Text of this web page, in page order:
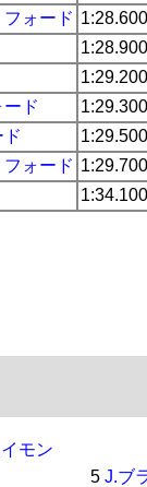
フォード 1:28.600
1:28.900
1:29.200
ード
1:29.300
1:29.500
フォード 1:29.700
1:34.100
モン
5 J.ブ